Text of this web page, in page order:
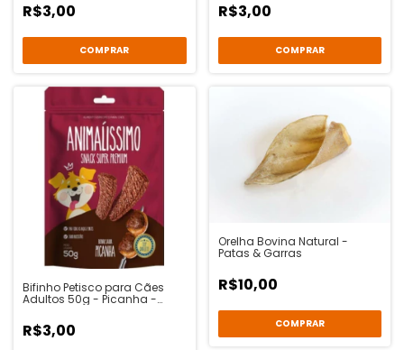
R$3,00 R$3,00
Bifinho Petisco para Cães
Adultos 50g - Picanha -
R$3,00
Orelha Bovina Natural -
Patas & Garras
R$10,00